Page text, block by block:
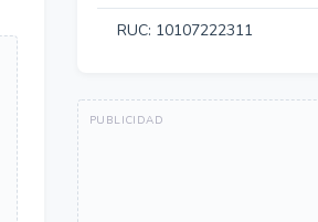
RUC: 10107222311